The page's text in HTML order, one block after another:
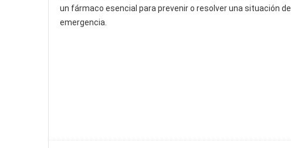
un fármaco esencial para prevenir o resolver una situación de
emergencia.